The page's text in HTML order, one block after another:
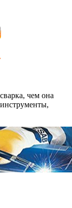
чем она